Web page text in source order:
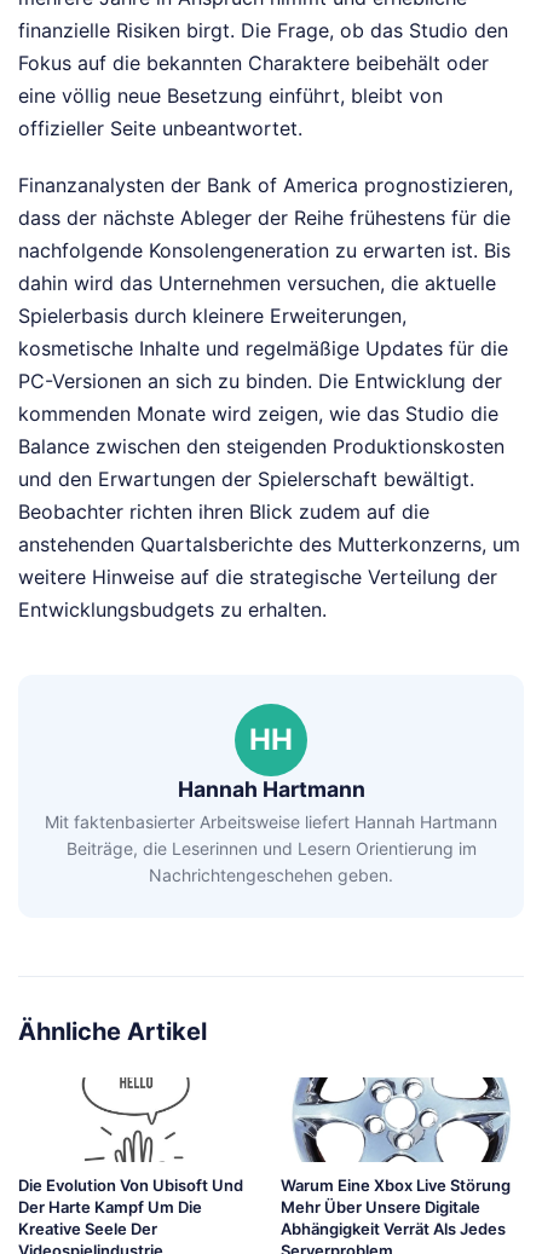
finanzielle Risiken birgt. Die Frage, ob das Studio den
Fokus auf die bekannten Charaktere beibehält oder
eine völlig neue Besetzung einführt, bleibt von
offizieller Seite unbeantwortet.
Finanzanalysten der Bank of America prognostizieren,
dass der nächste Ableger der Reihe frühestens für die
nachfolgende Konsolengeneration zu erwarten ist. Bis
dahin wird das Unternehmen versuchen, die aktuelle
Spielerbasis durch kleinere Erweiterungen,
kosmetische Inhalte und regelmäßige Updates für die
PC-Versionen an sich zu binden. Die Entwicklung der
kommenden Monate wird zeigen, wie das Studio die
Balance zwischen den steigenden Produktionskosten
und den Erwartungen der Spielerschaft bewältigt.
Beobachter richten ihren Blick zudem auf die
anstehenden Quartalsberichte des Mutterkonzerns, um
weitere Hinweise auf die strategische Verteilung der
Entwicklungsbudgets zu erhalten.
HH
Hannah Hartmann
Mit faktenbasierter Arbeitsweise liefert Hannah Hartmann
Beiträge, die Leserinnen und Lesern Orientierung im
Nachrichtengeschehen geben.
Ähnliche Artikel
Die Evolution Von Ubisoft Und
Der Harte Kampf Um Die
Kreative Seele Der
Videospielindustrie
Warum Eine Xbox Live Störung
Mehr Über Unsere Digitale
Abhängigkeit Verrät Als Jedes
Serverproblem